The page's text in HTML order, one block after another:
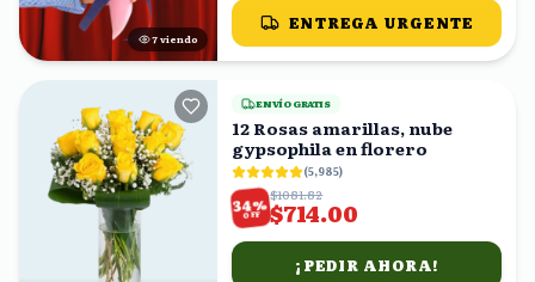
7 viendo
ENTREGA URGENTE
ENVÍO GRATIS
12 Rosas amarillas, nube
gypsophila en florero
(5,985)
34%
OFF
$1081.82
$714.00
¡PEDIR AHORA!